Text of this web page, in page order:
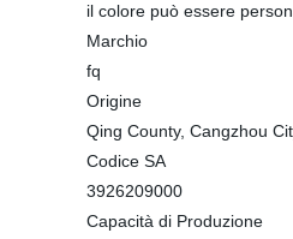
il colore può essere
Marchio
fq
Origine
Qing County, Cangzhou
Codice SA
3926209000
Capacità di Produzione